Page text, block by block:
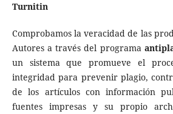
Turnitin
Comprobamos la veracidad de las
Autores a través del programa
un sistema que promueve el
integridad para prevenir plagio,
de los artículos con información
fuentes impresas y su propio